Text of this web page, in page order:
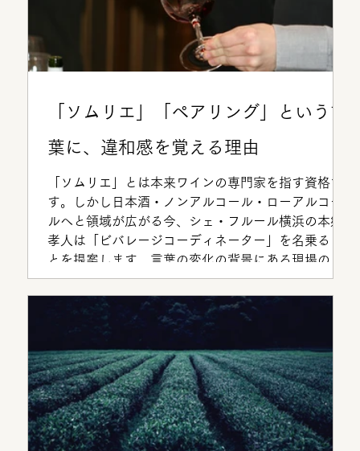
「ソムリエ」「ペアリング」という言
葉に、違和感を覚える理由
「ソムリエ」とは本来ワインの専門家を指す資格で
す。しかし日本酒・ノンアルコール・ローアルコー
ルへと領域が広がる今、シェ・フルール横浜の本郷
孝人は「ビバレージコーディネーター」を名乗るこ
とを提案します。言葉の変化の背景にある現場の思
考を読み解きます。